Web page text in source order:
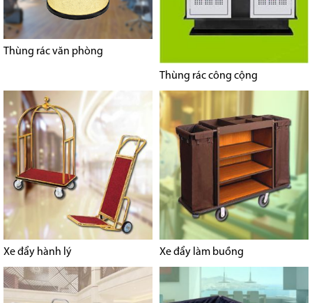
Thùng rác văn phòng
Thùng rác công cộng
Xe đẩy hành lý Xe đẩy làm buồng